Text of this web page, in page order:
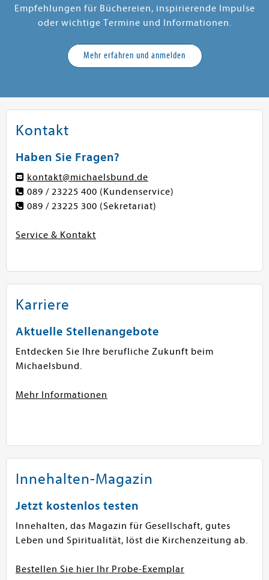
Empfehlungen für Büchereien, inspirierende Impulse
oder wichtige Termine und Informationen.
Mehr erfahren und anmelden
Kontakt
Haben Sie Fragen?
kontakt@michaelsbund.de
089 / 23225 400 (Kundenservice)
089 / 23225 300 (Sekretariat)
Service & Kontakt
Karriere
Aktuelle Stellenangebote
Entdecken Sie Ihre berufliche Zukunft beim
Michaelsbund.
Mehr Informationen
Innehalten-Magazin
Jetzt kostenlos testen
Innehalten, das Magazin für Gesellschaft, gutes
Leben und Spiritualität, löst die Kirchenzeitung ab.
Bestellen Sie hier Ihr Probe-Exemplar